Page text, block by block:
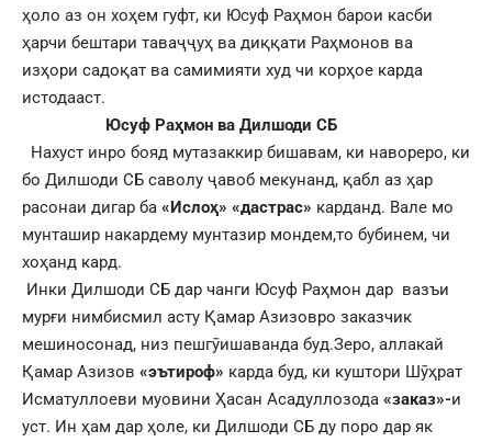
ҳоло аз он хоҳем гуфт, ки Юсуф Раҳмон барои касби
ҳарчи бештари таваҷҷуҳ ва диққати Раҳмонов ва
изҳори садоқат ва самимияти худ чи корҳое карда
истодааст.
Юсуф Раҳмон ва Дилшоди СБ
Нахуст инро бояд мутазаккир бишавам, ки навореро, ки
бо Дилшоди СБ саволу ҷавоб мекунанд, қабл аз ҳар
расонаи дигар ба «Ислоҳ» «дастрас» карданд. Вале мо
мунташир накардему мунтазир мондем,то бубинем, чи
хоҳанд кард.
Инки Дилшоди СБ дар чанги Юсуф Раҳмон дар вазъи
мурғи нимбисмил асту Қамар Азизовро заказчик
мешиносонад, низ пешгӯишаванда буд.Зеро, аллакай
Қамар Азизов «эътироф» карда буд, ки куштори Шӯҳрат
Исматуллоеви муовини Ҳасан Асадуллозода «заказ»-и
уст. Ин ҳам дар ҳоле, ки Дилшоди СБ ду поро дар як